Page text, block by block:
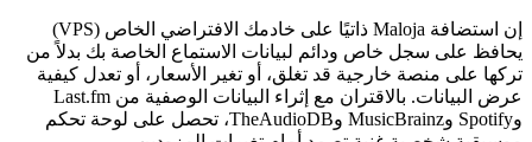
إن استضافة Maloja ذاتيًا على خادمك الافتراضي الخاص (VPS)
يحافظ على سجل خاص ودائم لبيانات الاستماع الخاصة بك بدلاً من
تركها على منصة خارجية قد تغلق، أو تغير الأسعار، أو تعدل كيفية
عرض البيانات. بالاقتران مع إثراء البيانات الوصفية من Last.fm
وSpotify وMusicBrainz وTheAudioDB، تحصل على لوحة تحكم